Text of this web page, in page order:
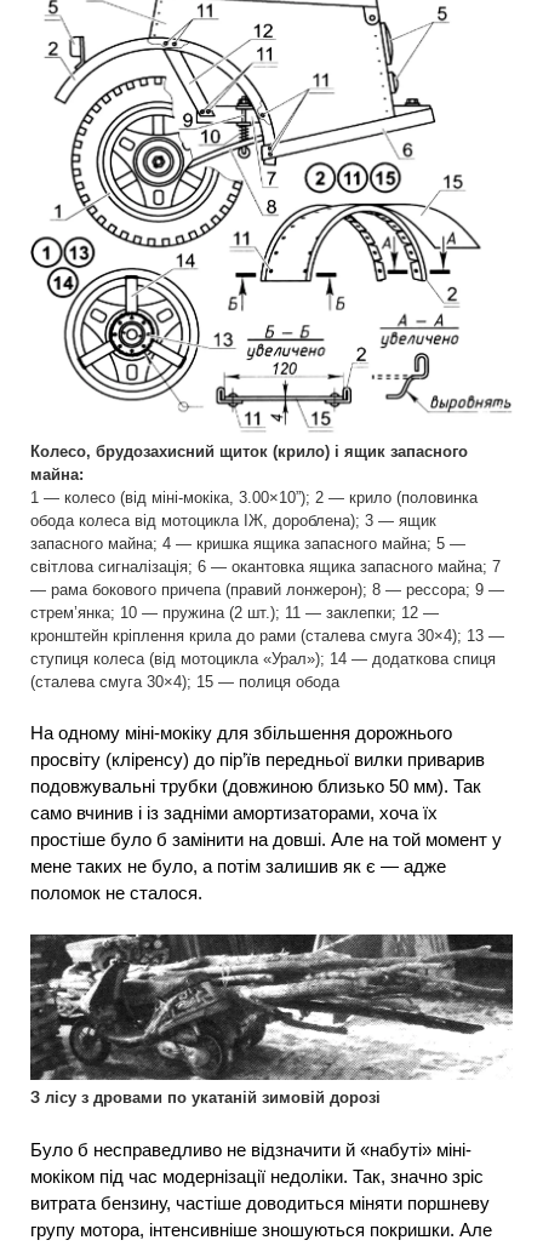
Колесо, брудозахисний щиток (крило) і ящик запасного
майна:
1 — колесо (від міні-мокіка, 3.00×10”); 2 — крило (половинка
обода колеса від мотоцикла ІЖ, дороблена); 3 — ящик
запасного майна; 4 — кришка ящика запасного майна; 5 —
світлова сигналізація; 6 — окантовка ящика запасного майна; 7
— рама бокового причепа (правий лонжерон); 8 — рессора; 9 —
стрем’янка; 10 — пружина (2 шт.); 11 — заклепки; 12 —
кронштейн кріплення крила до рами (сталева смуга 30×4); 13 —
ступиця колеса (від мотоцикла «Урал»); 14 — додаткова спиця
(сталева смуга 30×4); 15 — полиця обода
На одному міні-мокіку для збільшення дорожнього
просвіту (кліренсу) до пір’їв передньої вилки приварив
подовжувальні трубки (довжиною близько 50 мм). Так
само вчинив і із задніми амортизаторами, хоча їх
простіше було б замінити на довші. Але на той момент у
мене таких не було, а потім залишив як є — адже
поломок не сталося.
З лісу з дровами по укатаній зимовій дорозі
Було б несправедливо не відзначити й «набуті» міні-
мокіком під час модернізації недоліки. Так, значно зріс
витрата бензину, частіше доводиться міняти поршневу
групу мотора, інтенсивніше зношуються покришки. Але